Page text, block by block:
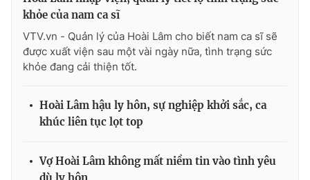
khỏe của nam ca sĩ
VTV.vn - Quản lý của Hoài Lâm cho biết nam ca sĩ sẽ
được xuất viện sau một vài ngày nữa, tình trạng sức
khỏe đang cải thiện tốt.
Hoài Lâm hậu ly hôn, sự nghiệp khởi sắc, ca
khúc liên tục lọt top
Vợ Hoài Lâm không mất niềm tin vào tình yêu